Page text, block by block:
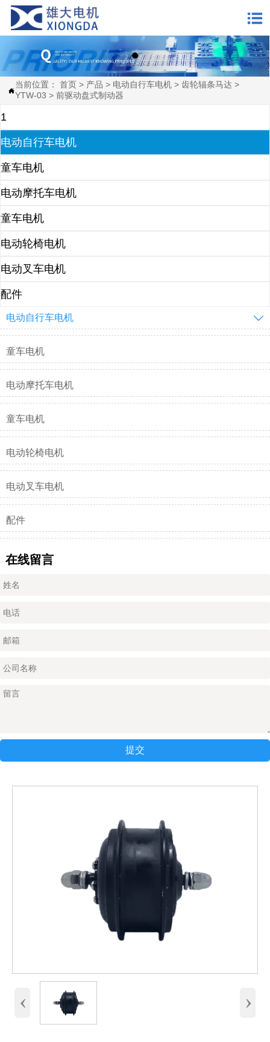


当前位置：首页 > 产品 > 电动自行车电机 >齿轮辐条马达 >
YTW-03 >前驱动盘式制动器
1
电动自行车电机
童车电机
电动摩托车电机
童车电机
电动轮椅电机
电动叉车电机
配件
电动自行车电机 
童车电机
电动摩托车电机
童车电机
电动轮椅电机
电动叉车电机
配件
在线留言
提交
‹ ›